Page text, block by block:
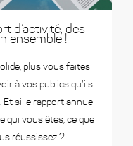
d’activité, des
ensemble !
plus vous faites
à vos publics qu’ils
si le rapport annuel
qui vous êtes, ce que
réussissez ?